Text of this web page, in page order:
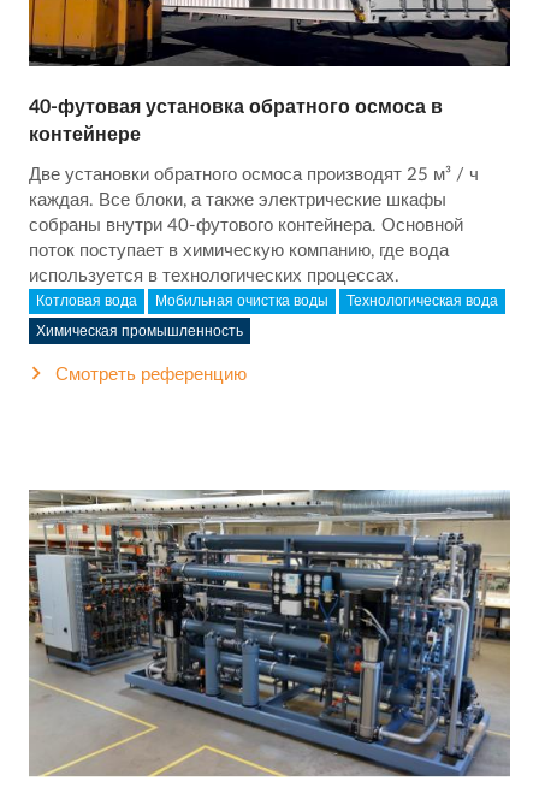
40-футовая установка обратного осмоса в
контейнере
Две установки обратного осмоса производят 25 м³ / ч
каждая. Все блоки, а также электрические шкафы
собраны внутри 40-футового контейнера. Основной
поток поступает в химическую компанию, где вода
используется в технологических процессах.
Котловая вода Мобильная очистка воды Технологическая вода
Химическая промышленность
Смотреть референцию